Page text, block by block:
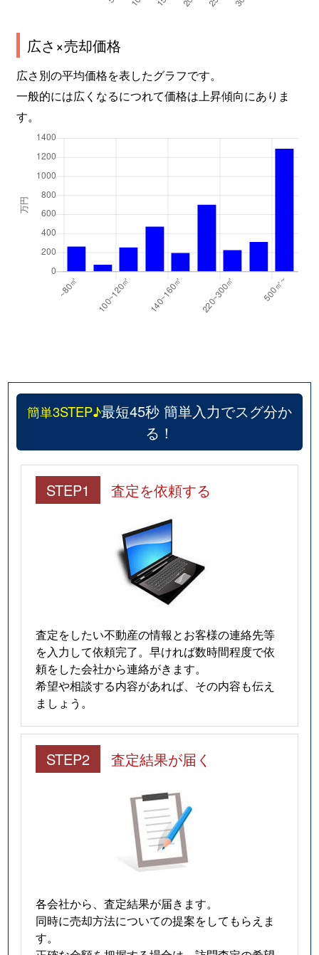
広さ×売却価格
広さ別の平均価格を表したグラフです。
一般的には広くなるにつれて価格は上昇傾向にありま
す。
簡単3STEP♪最短45秒 簡単入力でスグ分か
る！
STEP1 査定を依頼する
査定をしたい不動産の情報とお客様の連絡先等
を入力して依頼完了。早ければ数時間程度で依
頼をした会社から連絡がきます。
希望や相談する内容があれば、その内容も伝え
ましょう。
STEP2 査定結果が届く
各会社から、査定結果が届きます。
同時に売却方法についての提案をしてもらえま
す。